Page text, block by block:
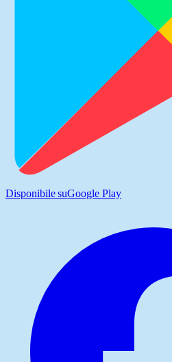
Disponibile suGoogle Play